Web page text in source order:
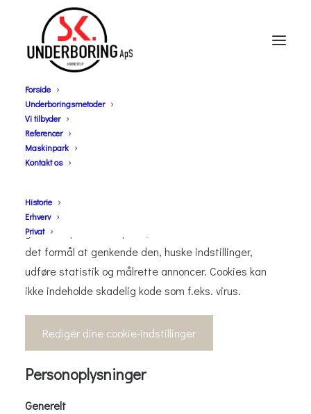
Forside
Underboringsmetoder
Vi tilbyder
Referencer
Maskinpark
Kontakt os
Historie
Erhverv
Privat
Websitet anvender ”cookies”, der er en tekstfil, som
gemmes på din computer, mobil el. tilsvarende med
det formål at genkende den, huske indstillinger,
udføre statistik og målrette annoncer. Cookies kan
ikke indeholde skadelig kode som f.eks. virus.
Redigér dine cookie-indstillinger
Personoplysninger
Generelt